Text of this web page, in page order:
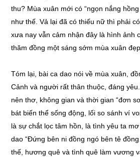
thu? Mùa xuân mới có “ngọn nắng
như thế. Vả lại đã có thiếu nữ thì phải
xưa nay vẫn cảm nhận đây là hình ảnh
thăm đồng một sáng sớm mùa xuân đẹp.
Tóm lại, bài ca dao nói về mùa xuân,
Cảnh và người rất thân thuộc, đáng
nên thơ, không gian và thời gian “đơn
bát biến thể sống động, lối so sánh ví
là sự chắt lọc tâm hồn, là tình yêu ta
dao “Đứng bên ni đồng ngó bên tê
thế, hương quê và tình quê làm vương